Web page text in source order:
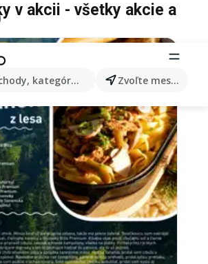
kategórie, produkty... Zvoľte mesto
v akcii - všetky akcie a